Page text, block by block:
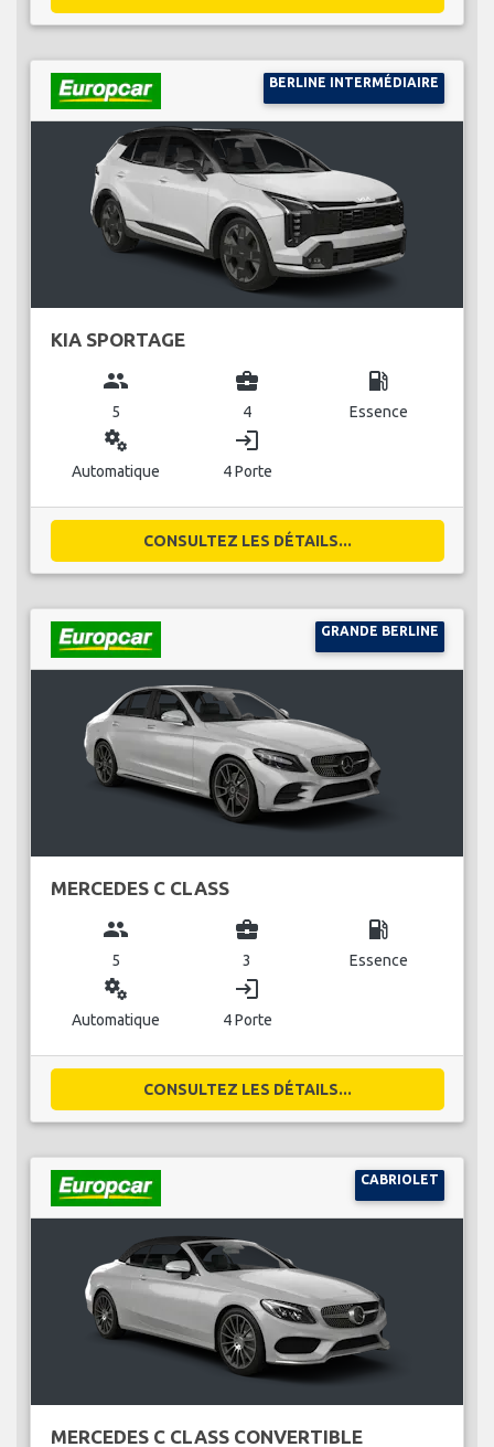
BERLINE INTERMÉDIAIRE
KIA SPORTAGE
group
5
business_center
4
local_gas_station
Essence
miscellaneous_services
Automatique
login
4 Porte
CONSULTEZ LES DÉTAILS...
GRANDE BERLINE
MERCEDES C CLASS
group
5
business_center
3
local_gas_station
Essence
miscellaneous_services
Automatique
login
4 Porte
CONSULTEZ LES DÉTAILS...
CABRIOLET
MERCEDES C CLASS CONVERTIBLE